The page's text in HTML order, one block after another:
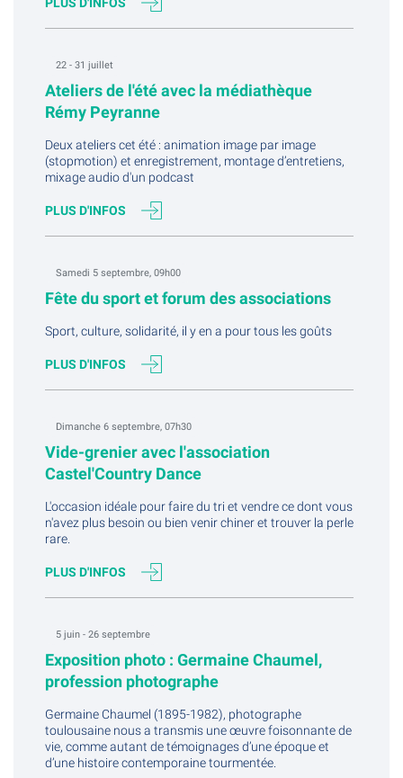
22 - 31 juillet
Ateliers de l'été avec la médiathèque
Rémy Peyranne
Deux ateliers cet été : animation image par image
(stopmotion) et enregistrement, montage d’entretiens,
mixage audio d'un podcast
PLUS D'INFOS
Samedi 5 septembre, 09h00
Fête du sport et forum des associations
Sport, culture, solidarité, il y en a pour tous les goûts
PLUS D'INFOS
Dimanche 6 septembre, 07h30
Vide-grenier avec l'association
Castel'Country Dance
L'occasion idéale pour faire du tri et vendre ce dont vous
n'avez plus besoin ou bien venir chiner et trouver la perle
rare.
PLUS D'INFOS
5 juin - 26 septembre
Exposition photo : Germaine Chaumel,
profession photographe
Germaine Chaumel (1895-1982), photographe
toulousaine nous a transmis une œuvre foisonnante de
vie, comme autant de témoignages d’une époque et
d’une histoire contemporaine tourmentée.